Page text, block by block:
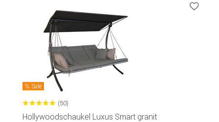
Sale
(50)
Hollywoodschaukel Luxus Smart granit